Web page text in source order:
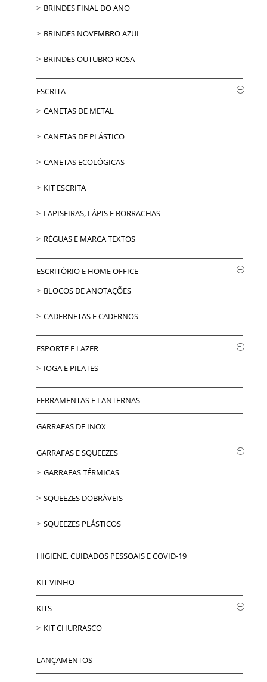
BRINDES FINAL DO ANO
BRINDES NOVEMBRO AZUL
BRINDES OUTUBRO ROSA
ESCRITA
CANETAS DE METAL
CANETAS DE PLÁSTICO
CANETAS ECOLÓGICAS
KIT ESCRITA
LAPISEIRAS, LÁPIS E BORRACHAS
RÉGUAS E MARCA TEXTOS
ESCRITÓRIO E HOME OFFICE
BLOCOS DE ANOTAÇÕES
CADERNETAS E CADERNOS
ESPORTE E LAZER
IOGA E PILATES
FERRAMENTAS E LANTERNAS
GARRAFAS DE INOX
GARRAFAS E SQUEEZES
GARRAFAS TÉRMICAS
SQUEEZES DOBRÁVEIS
SQUEEZES PLÁSTICOS
HIGIENE, CUIDADOS PESSOAIS E COVID-19
KIT VINHO
KITS
KIT CHURRASCO
LANÇAMENTOS